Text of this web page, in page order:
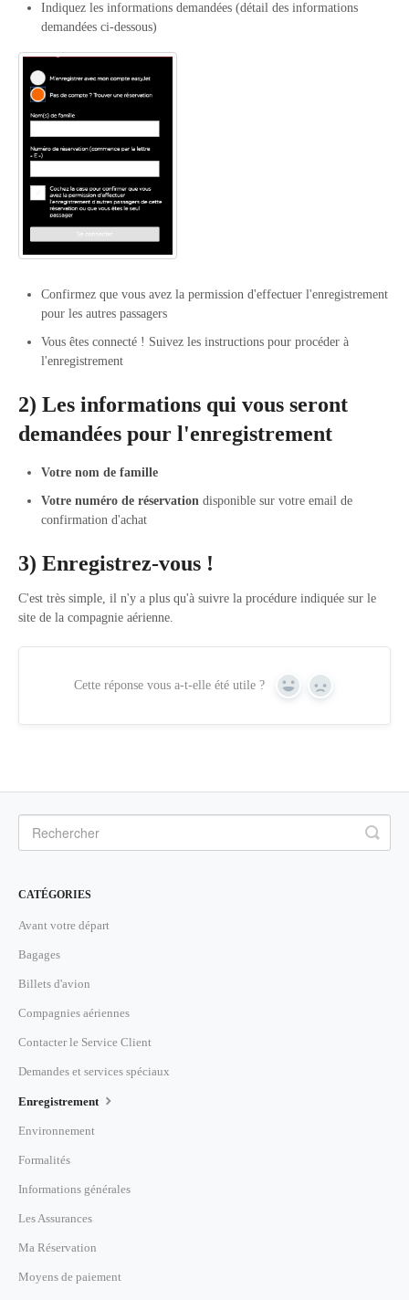
Indiquez les informations demandées (détail des informations
demandées ci-dessous)
Confirmez que vous avez la permission d'effectuer l'enregistrement
pour les autres passagers
Vous êtes connecté ! Suivez les instructions pour procéder à
l'enregistrement
2) Les informations qui vous seront
demandées pour l'enregistrement
Votre nom de famille
Votre numéro de réservation disponible sur votre email de
confirmation d'achat
3) Enregistrez-vous !
C'est très simple, il n'y a plus qu'à suivre la procédure indiquée sur le
site de la compagnie aérienne.
Cette réponse vous a-t-elle été utile ?
Yes No
CATÉGORIES
Avant votre départ
Bagages
Billets d'avion
Compagnies aériennes
Contacter le Service Client
Demandes et services spéciaux
Enregistrement
Environnement
Formalités
Informations générales
Les Assurances
Ma Réservation
Moyens de paiement